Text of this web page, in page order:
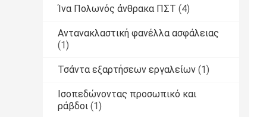
Ίνα Πολωνός άνθρακα ΠΣΤ (4)
Αντανακλαστική φανέλλα ασφάλειας
(1)
Τσάντα εξαρτήσεων εργαλείων (1)
Ισοπεδώνοντας προσωπικό και
ράβδοι (1)